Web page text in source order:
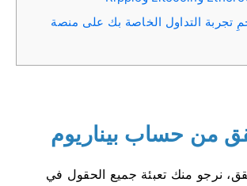
تجربة التداول الخاصة بك على منصة
من حساب بيناريوم
نرجو منك تعبئة جميع الحقول في